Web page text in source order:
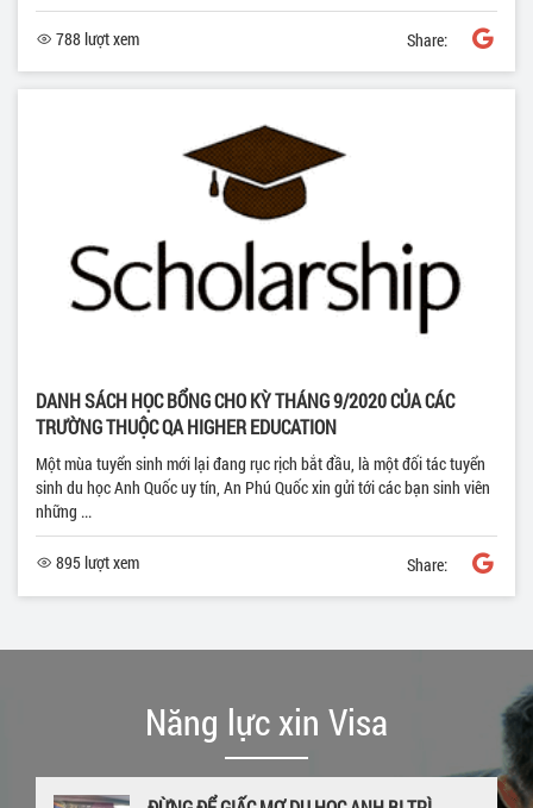
788 lượt xem Share:
DANH SÁCH HỌC BỔNG CHO KỲ THÁNG 9/2020 CỦA CÁC
TRƯỜNG THUỘC QA HIGHER EDUCATION
Một mùa tuyển sinh mới lại đang rục rịch bắt đầu, là một đối tác tuyển
sinh du học Anh Quốc uy tín, An Phú Quốc xin gửi tới các bạn sinh viên
những ...
895 lượt xem Share:
Năng lực xin Visa